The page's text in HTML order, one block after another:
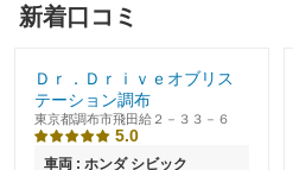
新着口コミ
Ｄｒ．Ｄｒｉｖｅオブリス
テーション調布
東京都調布市飛田給２－３３－６
5.0
車両 : ホンダ シビック